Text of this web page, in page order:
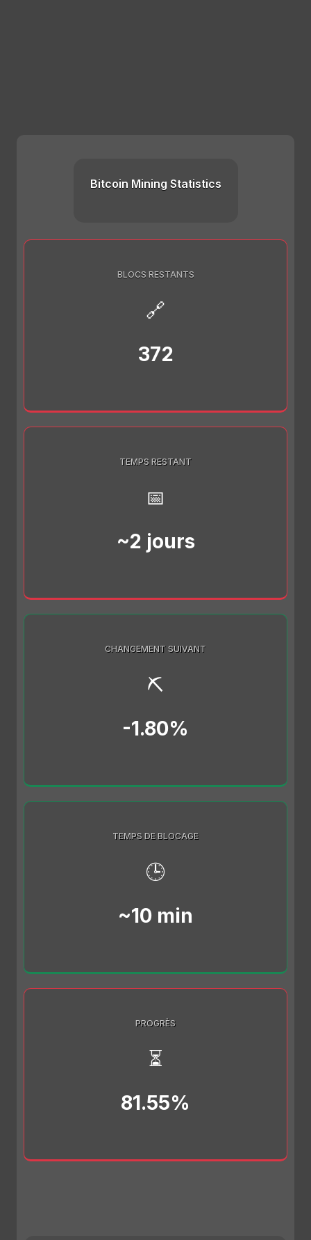
Bitcoin Mining Statistics
BLOCS RESTANTS
🔗
372
TEMPS RESTANT
📅
~2 jours
CHANGEMENT SUIVANT
⛏️
-1.80%
TEMPS DE BLOCAGE
🕒
~10 min
PROGRÈS
⏳
81.55%